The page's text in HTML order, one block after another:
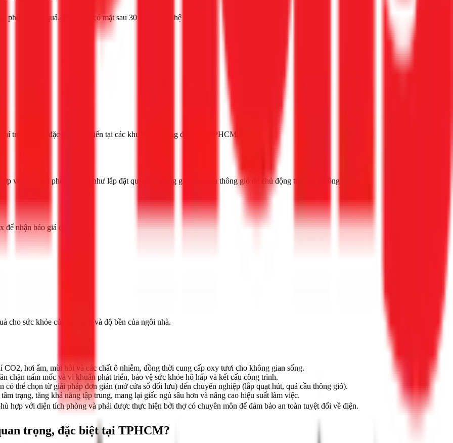
hiệu quả. Thợ giỏi, có mặt sau 30 phút. Liên hệ 1Fix.
trong lành, đặc biệt phổ biến tại các khu đô thị đông đúc như TPHCM.
với các giải pháp cơ học như lắp đặt quạt hút thông gió, quả cầu thông gió để chủ động trao đổi không khí.
nhận báo giá chi tiết.
cho sức khỏe của gia đình và độ bền của ngôi nhà.
hơi ẩm, mùi hôi và các chất ô nhiễm, đồng thời cung cấp oxy tươi cho không gian sống.
chặn nấm mốc và vi khuẩn phát triển, bảo vệ sức khỏe hô hấp và kết cấu công trình.
có thể chọn từ giải pháp đơn giản (mở cửa sổ đối lưu) đến chuyên nghiệp (lắp quạt hút, quả cầu thông gió).
trạng, tăng khả năng tập trung, mang lại giấc ngủ sâu hơn và nâng cao hiệu suất làm việc.
hợp với diện tích phòng và phải được thực hiện bởi thợ có chuyên môn để đảm bảo an toàn tuyệt đối về điện.
trọng, đặc biệt tại TPHCM?